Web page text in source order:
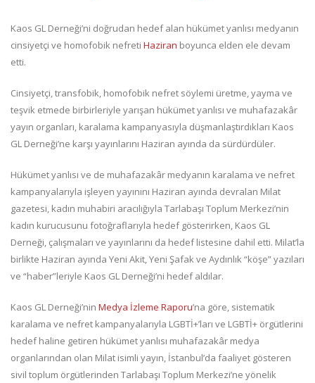
Kaos GL Derneği’ni doğrudan hedef alan hükümet yanlısı medyanın
cinsiyetçi ve homofobik nefreti Haziran boyunca elden ele devam
etti.
Cinsiyetçi, transfobik, homofobik nefret söylemi üretme, yayma ve
teşvik etmede birbirleriyle yarışan hükümet yanlısı ve muhafazakâr
yayın organları, karalama kampanyasıyla düşmanlaştırdıkları Kaos
GL Derneği’ne karşı yayınlarını Haziran ayında da sürdürdüler.
Hükümet yanlısı ve de muhafazakâr medyanın karalama ve nefret
kampanyalarıyla işleyen yayınını Haziran ayında devralan Milat
gazetesi, kadın muhabiri aracılığıyla Tarlabaşı Toplum Merkezi’nin
kadın kurucusunu fotoğraflarıyla hedef gösterirken, Kaos GL
Derneği, çalışmaları ve yayınlarını da hedef listesine dahil etti. Milat’la
birlikte Haziran ayında Yeni Akit, Yeni Şafak ve Aydınlık “köşe” yazıları
ve “haber”leriyle Kaos GL Derneği’ni hedef aldılar.
Kaos GL Derneği’nin Medya İzleme Raporu’na göre, sistematik
karalama ve nefret kampanyalarıyla LGBTİ+’ları ve LGBTİ+ örgütlerini
hedef haline getiren hükümet yanlısı muhafazakâr medya
organlarından olan Milat isimli yayın, İstanbul’da faaliyet gösteren
sivil toplum örgütlerinden Tarlabaşı Toplum Merkezi’ne yönelik